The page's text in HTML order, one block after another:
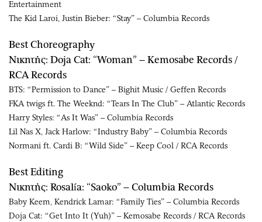
Entertainment
The Kid Laroi, Justin Bieber: “Stay” – Columbia Records
Best Choreography
Νικητής: Doja Cat: “Woman” – Kemosabe Records /
RCA Records
BTS: “Permission to Dance” – Bighit Music / Geffen Records
FKA twigs ft. The Weeknd: “Tears In The Club” – Atlantic Records
Harry Styles: “As It Was” – Columbia Records
Lil Nas X, Jack Harlow: “Industry Baby” – Columbia Records
Normani ft. Cardi B: “Wild Side” – Keep Cool / RCA Records
Best Editing
Νικητής: Rosalía: “Saoko” – Columbia Records
Baby Keem, Kendrick Lamar: “Family Ties” – Columbia Records
Doja Cat: “Get Into It (Yuh)” – Kemosabe Records / RCA Records